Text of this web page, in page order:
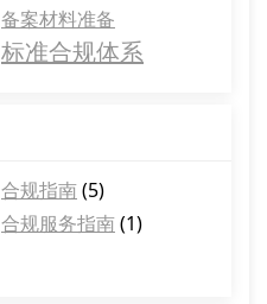
备案材料准备
标准合规体系
合规指南(5)
合规服务指南(1)